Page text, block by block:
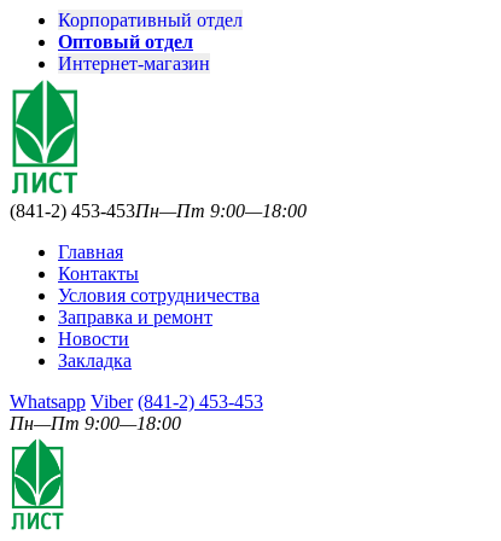
Корпоративный отдел
Оптовый отдел
Интернет-магазин
(841-2) 453-453Пн—Пт 9:00—18:00
Главная
Контакты
Условия сотрудничества
Заправка и ремонт
Новости
Закладка
Whatsapp Viber (841-2) 453-453
Пн—Пт 9:00—18:00